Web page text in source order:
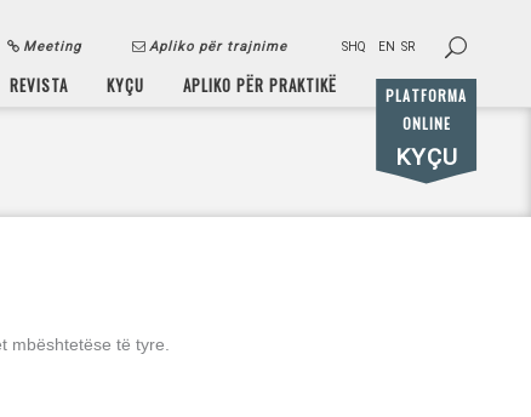
Meeting Apliko për trajnime SHQ EN SR
REVISTA
PLATFORMA
ONLINE
KYÇU
KYÇU APLIKO PËR PRAKTIKË
mbështetëse të tyre.